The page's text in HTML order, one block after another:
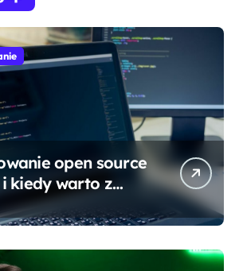
open source
kiedy warto z